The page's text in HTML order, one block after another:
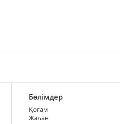
Бөлімдер
Қоғам
Жаһан